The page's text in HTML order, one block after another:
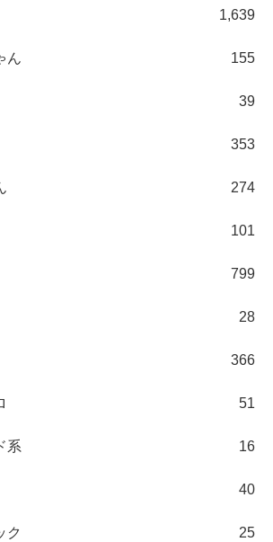
1,639
ん 155
39
353
274
101
799
28
366
51
系 16
40
ク 25